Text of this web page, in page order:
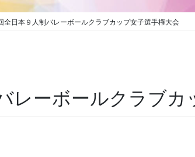
全日本９人制バレーボールクラブカップ女子選手権大会
レーボールクラブカ